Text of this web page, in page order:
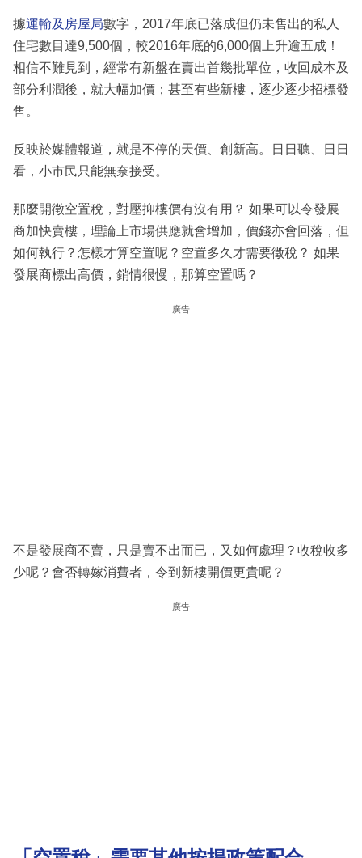
據運輸及房屋局數字，2017年底已落成但仍未售出的私人
住宅數目達9,500個，較2016年底的6,000個上升逾五成！
相信不難見到，經常有新盤在賣出首幾批單位，收回成本及
部分利潤後，就大幅加價；甚至有些新樓，逐少逐少招標發
售。
反映於媒體報道，就是不停的天價、創新高。日日聽、日日
看，小市民只能無奈接受。
那麼開徵空置稅，對壓抑樓價有沒有用？ 如果可以令發展
商加快賣樓，理論上市場供應就會增加，價錢亦會回落，但
如何執行？怎樣才算空置呢？空置多久才需要徵稅？ 如果
發展商標出高價，銷情很慢，那算空置嗎？
廣告
不是發展商不賣，只是賣不出而已，又如何處理？收稅收多
少呢？會否轉嫁消費者，令到新樓開價更貴呢？
廣告